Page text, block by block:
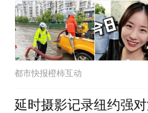
都市快报橙柿互动
延时摄影记录纽约强